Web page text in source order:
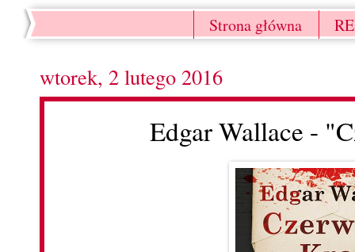
Strona główna
wtorek, 2 lutego 2016
Edgar Wallace -